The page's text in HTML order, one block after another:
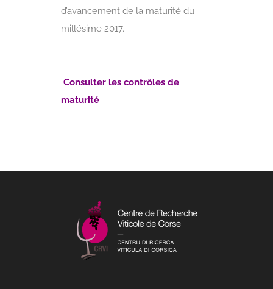
d’avancement de la maturité du
millésime 2017.
Consulter les contrôles de
maturité